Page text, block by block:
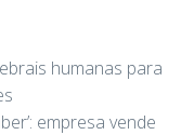
humanas para
empresa vende